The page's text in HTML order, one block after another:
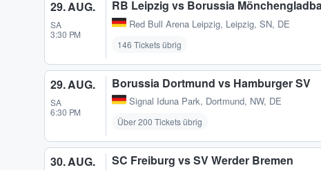
29. AUG.
SA
3:30 PM
RB Leipzig vs Borussia
Red Bull Arena Leipzig, Leipzig, SN, DE
146 Tickets übrig
29. AUG.
SA
6:30 PM
Borussia Dortmund vs Hamburger SV
Signal Iduna Park, Dortmund, NW, DE
Über 200 Tickets übrig
30. AUG. SC Freiburg vs SV Werder Bremen